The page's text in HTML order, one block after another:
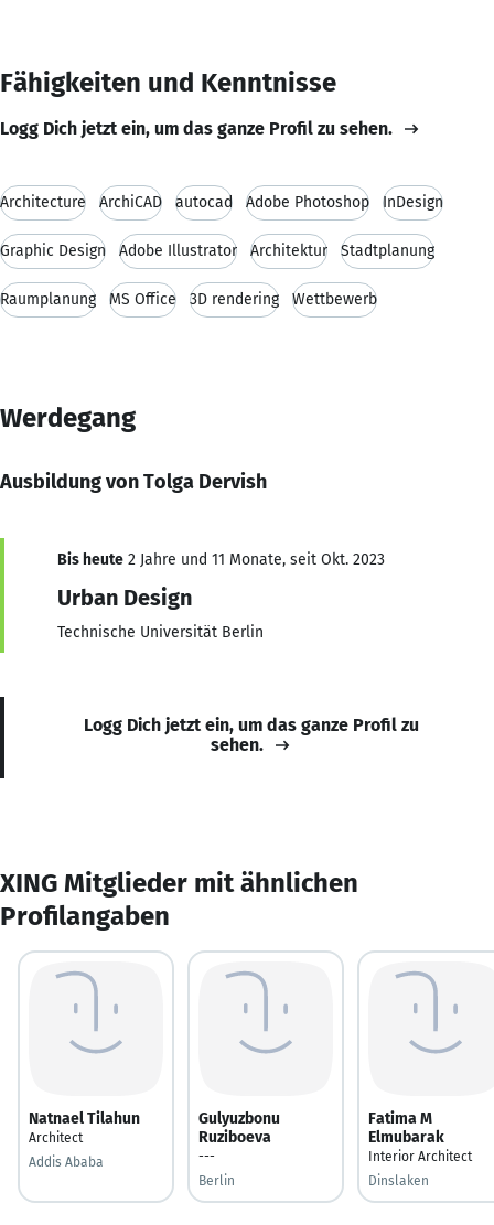
Fähigkeiten und Kenntnisse
Logg Dich jetzt ein, um das ganze Profil zu sehen.
Architecture ArchiCAD autocad Adobe Photoshop InDesign
Graphic Design Adobe Illustrator Architektur Stadtplanung
Raumplanung MS Office 3D rendering Wettbewerb
Werdegang
Ausbildung von Tolga Dervish
Bis heute 2 Jahre und 11 Monate, seit Okt. 2023
Urban Design
Technische Universität Berlin
Logg Dich jetzt ein, um das ganze Profil zu
sehen.
XING Mitglieder mit ähnlichen
Profilangaben
Natnael Tilahun
Architect
Addis Ababa
Gulyuzbonu
Ruziboeva
---
Berlin
Fatima M
Elmubarak
Interior Architect
Dinslaken